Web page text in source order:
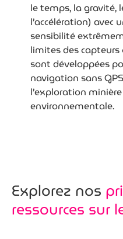
le temps, la gravité,
l’accélération) avec
sensibilité
limites des capteurs
sont développées
navigation sans
l’exploration
environnementale.
Explorez nos
ressources sur